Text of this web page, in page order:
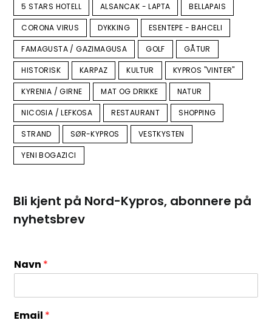
5 STARS HOTELL ALSANCAK - LAPTA BELLAPAIS
CORONA VIRUS DYKKING ESENTEPE - BAHCELI
FAMAGUSTA / GAZIMAGUSA GOLF GÅTUR
HISTORISK KARPAZ KULTUR KYPROS "VINTER"
KYRENIA / GIRNE MAT OG DRIKKE NATUR
NICOSIA / LEFKOSA RESTAURANT SHOPPING
STRAND SØR-KYPROS VESTKYSTEN
YENI BOGAZICI
Bli kjent på Nord-Kypros, abonnere på
nyhetsbrev
Navn *
Email *